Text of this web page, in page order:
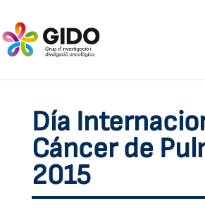
Día
Cáncer de
2015